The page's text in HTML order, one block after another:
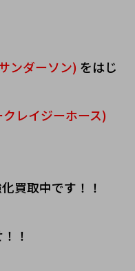
ンダーソン) をはじ
レイジーホース)
買取中です！！
！